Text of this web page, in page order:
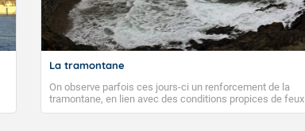
La tramontane
On observe parfois ces jours-ci un renforcement de la
tramontane, en lien avec des conditions propices de feux
de forêt. Mais qu'est-ce que la tramontane ? Quelles sont